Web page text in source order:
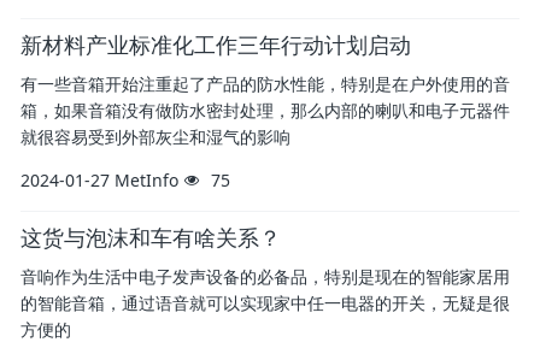
新材料产业标准化工作三年行动计划启动
有一些音箱开始注重起了产品的防水性能，特别是在户外使用的音
箱，如果音箱没有做防水密封处理，那么内部的喇叭和电子元器件
就很容易受到外部灰尘和湿气的影响
2024-01-27 MetInfo 75
这货与泡沫和车有啥关系？
音响作为生活中电子发声设备的必备品，特别是现在的智能家居用
的智能音箱，通过语音就可以实现家中任一电器的开关，无疑是很
方便的